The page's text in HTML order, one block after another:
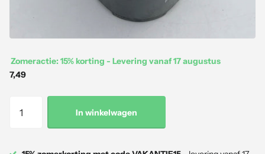
Zomeractie: 15% korting - Levering vanaf 17 augustus
7,49
In winkelwagen